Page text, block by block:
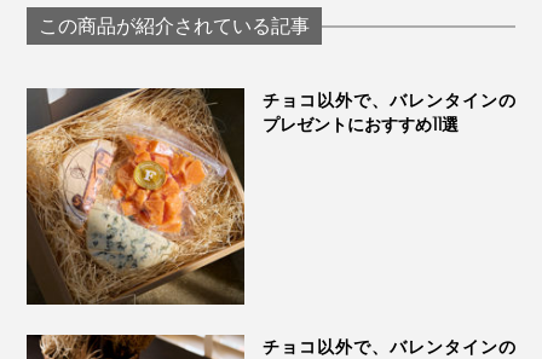
無殺菌乳を使用し、ゆっくりと発酵。製造から熟成まで
を自社で管理し、伝統の味を守り続けています。
製麺×芳香園製茶
宮崎キャビア1983
この商品が紹介されている記事
チョコ以外で、バレンタインの
プレゼントにおすすめ11選
チョコ以外で、バレンタインの